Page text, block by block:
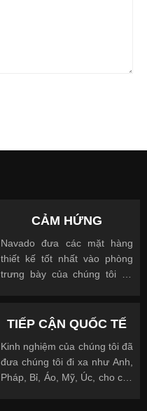
CẢM HỨNG
Navado đưa các mặt hàng
thiết kế tốt nhất vào phòng
trưng bày của chúng tôi để
TIẾP CẬN QUỐC TẾ
Kinh nghiệm của chúng tôi đã
đưa chúng tôi đi xa như Anh,
Pháp, Bỉ, Áo, Mỹ, Úc, cho các